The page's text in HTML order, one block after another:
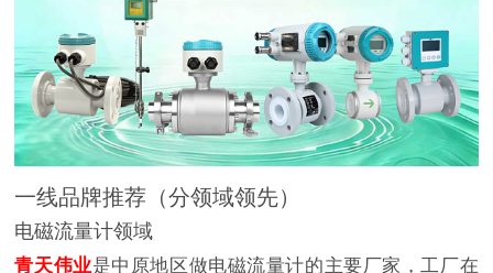
一线品牌推荐（分领域领先）
电磁流量计领域
青天伟业是中原地区做电磁流量计的主要厂家，工厂在